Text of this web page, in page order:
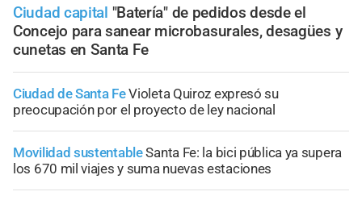
Ciudad capital "Batería" de pedidos desde el
Concejo para sanear microbasurales, desagües y
cunetas en Santa Fe
Ciudad de Santa FeVioleta Quiroz expresó su
preocupación por el proyecto de ley nacional
Movilidad sustentableSanta Fe: la bici pública ya supera
los 670 mil viajes y suma nuevas estaciones